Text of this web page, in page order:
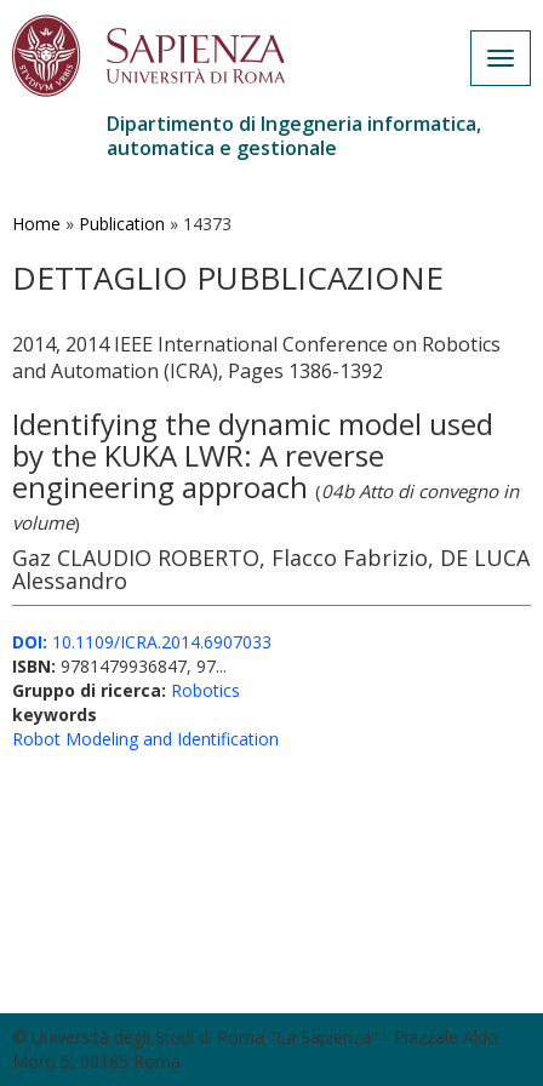
contenuto
Dipartimento di Ingegneria informatica,
automatica e gestionale
Home » Publication » 14373
DETTAGLIO PUBBLICAZIONE
2014, 2014 IEEE International Conference on Robotics
and Automation (ICRA), Pages 1386-1392
Identifying the dynamic model used
by the KUKA LWR: A reverse
engineering approach (04b Atto di convegno in
volume)
Gaz CLAUDIO ROBERTO, Flacco Fabrizio, DE LUCA
Alessandro
DOI: 10.1109/ICRA.2014.6907033
ISBN: 9781479936847, 97...
Gruppo di ricerca: Robotics
keywords
Robot Modeling and Identification
© Università degli Studi di Roma "La Sapienza" - Piazzale Aldo
Moro 5, 00185 Roma